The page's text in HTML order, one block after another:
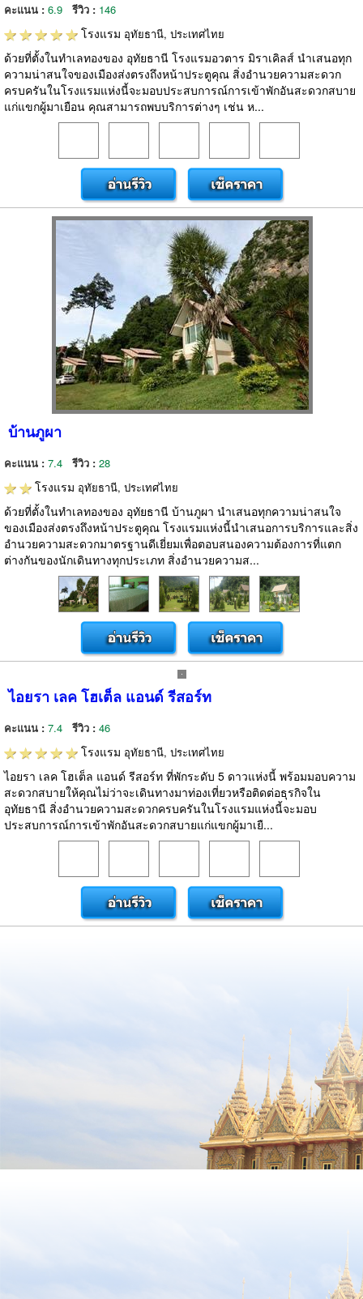
คะแนน : 6.9 รีวิว : 146
โรงแรม อุทัยธานี, ประเทศไทย
ด้วยที่ตั้งในทำเลทองของ อุทัยธานี โรงแรมอวตาร มิราเคิลส์ นำเสนอทุก
ความน่าสนใจของเมืองส่งตรงถึงหน้าประตูคุณ สิ่งอำนวยความสะดวก
ครบครันในโรงแรมแห่งนี้จะมอบประสบการณ์การเข้าพักอันสะดวกสบาย
แก่แขกผู้มาเยือน คุณสามารถพบบริการต่างๆ เช่น ห...
บ้านภูผา
คะแนน : 7.4 รีวิว : 28
โรงแรม อุทัยธานี, ประเทศไทย
ด้วยที่ตั้งในทำเลทองของ อุทัยธานี บ้านภูผา นำเสนอทุกความน่าสนใจ
ของเมืองส่งตรงถึงหน้าประตูคุณ โรงแรมแห่งนี้นำเสนอการบริการและสิ่ง
อำนวยความสะดวกมาตรฐานดีเยี่ยมเพื่อตอบสนองความต้องการที่แตก
ต่างกันของนักเดินทางทุกประเภท สิ่งอำนวยความส...
ไอยรา เลค โฮเต็ล แอนด์ รีสอร์ท
คะแนน : 7.4 รีวิว : 46
โรงแรม อุทัยธานี, ประเทศไทย
ไอยรา เลค โฮเต็ล แอนด์ รีสอร์ท ที่พักระดับ 5 ดาวแห่งนี้ พร้อมมอบความ
สะดวกสบายให้คุณไม่ว่าจะเดินทางมาท่องเที่ยวหรือติดต่อธุรกิจใน
อุทัยธานี สิ่งอำนวยความสะดวกครบครันในโรงแรมแห่งนี้จะมอบ
ประสบการณ์การเข้าพักอันสะดวกสบายแก่แขกผู้มาเยื...